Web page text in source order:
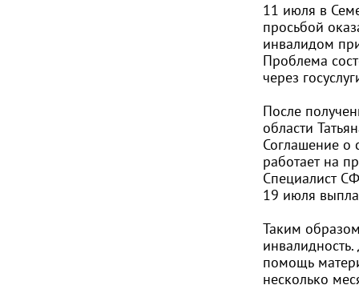
11 июля в
просьбой
инвалидом
Проблема
через
После
области
Соглашение о
работает на
Специалист
19 июля
Таким
помощь
несколько